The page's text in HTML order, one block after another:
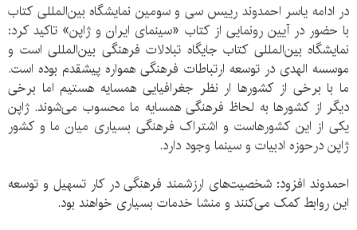
در ادامه یاسر احمدوند رییس سی و سومین نمایشگاه بین‌المللی کتاب
با حضور در آیین رونمایی از کتاب «سینمای ایران و ژاپن» تاکید کرد:
نمایشگاه بین‌المللی کتاب جایگاه تبادلات فرهنگی بین‌المللی است و
موسسه الهدی در توسعه ارتباطات فرهنگی همواره پیشقدم بوده است.
ما با برخی از کشورها ار نظر جغرافیایی همسایه هستیم اما برخی
دیگر از کشورها به لحاظ فرهنگی همسایه ما محسوب می‌شوند. ژاپن
یکی از این کشورهاست و اشتراک فرهنگی بسیاری میان ما و کشور
ژاپن درحوزه ادبیات و سینما وجود دارد.
احمدوند افزود: شخصیت‌های ارزشمند فرهنگی در کار تسهیل و توسعه
این روابط کمک می‌کنند و منشا خدمات بسیاری خواهند بود.